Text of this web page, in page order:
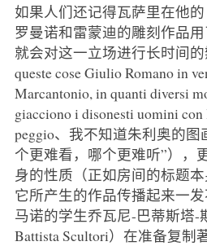
如果人们还记得瓦萨里在他
罗曼诺和雷蒙迪的雕刻作品用
就会对这一立场进行长时间的
queste cose Giulio Romano in
Marcantonio, in quanti diversi
giacciono i disonesti uomini con
peggio、我不知道朱利奥的
个更难看，哪个更难听”），
身的性质（正如房间的标题本
它所产生的作品传播起来一
马诺的学生乔瓦尼-巴蒂斯塔-
Battista Scultori）在准备复制